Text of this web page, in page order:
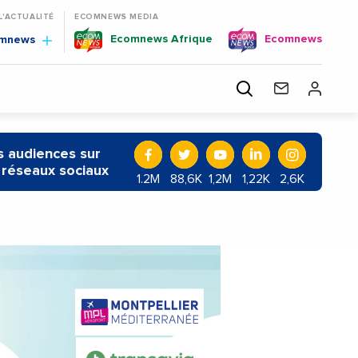
ECOMNEWS MEDIA
Ecomnews Afrique Ecomnews
audiences sur
sociaux
1.2M 88,6K 1,2M 1,22K 2,6K